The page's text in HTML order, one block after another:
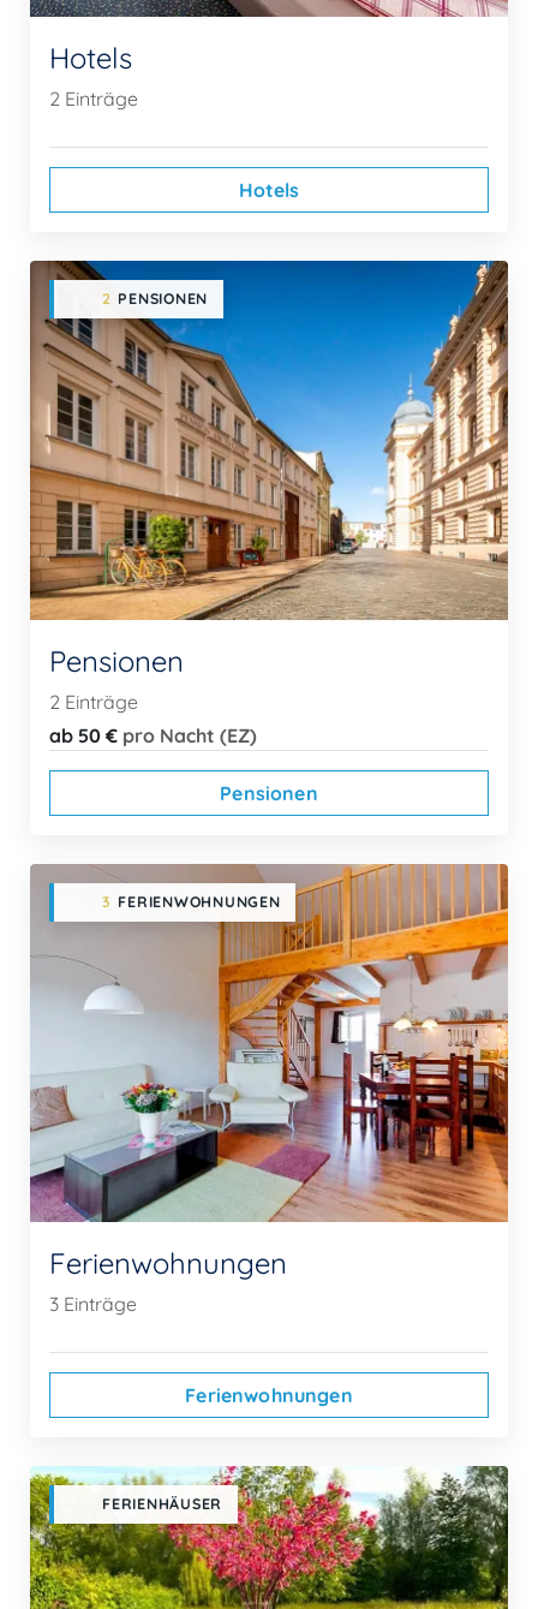
Hotels
2 Einträge
Hotels
2 PENSIONEN
Pensionen
2 Einträge
ab 50 € pro Nacht (EZ)
Pensionen
3 FERIENWOHNUNGEN
Ferienwohnungen
3 Einträge
Ferienwohnungen
FERIENHÄUSER